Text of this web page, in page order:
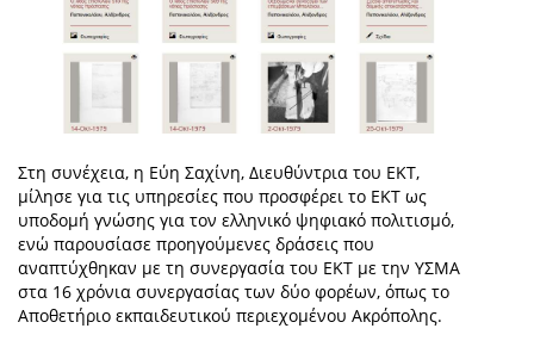
Στη συνέχεια, η Εύη Σαχίνη, Διευθύντρια του ΕΚΤ,
μίλησε για τις υπηρεσίες που προσφέρει το ΕΚΤ ως
υποδομή γνώσης για τον ελληνικό ψηφιακό πολιτισμό,
ενώ παρουσίασε προηγούμενες δράσεις που
αναπτύχθηκαν με τη συνεργασία του ΕΚΤ με την ΥΣΜΑ
στα 16 χρόνια συνεργασίας των δύο φορέων, όπως το
Αποθετήριο εκπαιδευτικού περιεχομένου Ακρόπολης.